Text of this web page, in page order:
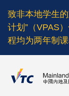
main
content
致非本地学生
计划”（VPAS
程均为两年制